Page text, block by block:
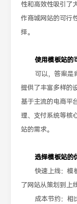
性和高效性吸引了
作商城网站的可行
择。
使用模板站的
可以，答案是
提供了丰富多样的
基于主流的电商平
理、支付系统等核
站的需求。
选择模板站的
快速上线：模
了网站从策划到上
成本节约：相